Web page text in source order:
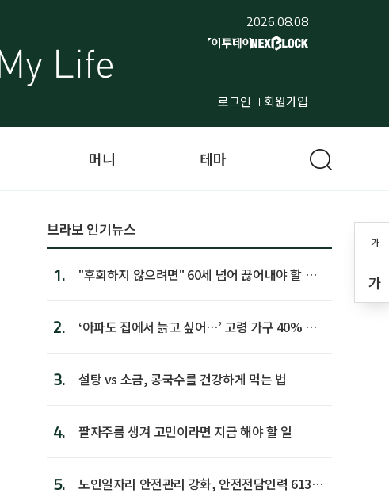
2026.08.08
로그인 회원가입
가
가
머니 테마
브라보 인기뉴스
1.
"후회하지 않으려면" 60세 넘어 끊어내야 할 사
2.
‘아파도 집에서 늙고 싶어…’ 고령 가구 40% 노
3. 설탕 vs 소금, 콩국수를 건강하게 먹는 법
4. 팔자주름 생겨 고민이라면 지금 해야 할 일
5.
노인일자리 안전관리 강화, 안전전담인력 613명